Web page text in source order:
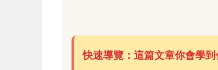
快速導覽：這篇文章你會學